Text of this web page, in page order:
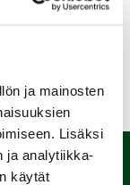
ja mainosten
Lisäksi
ja analytiikka-
käytät